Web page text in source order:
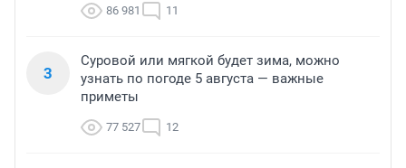
86 981 11
3
Суровой или мягкой будет зима, можно
узнать по погоде 5 августа — важные
приметы
77 527 12